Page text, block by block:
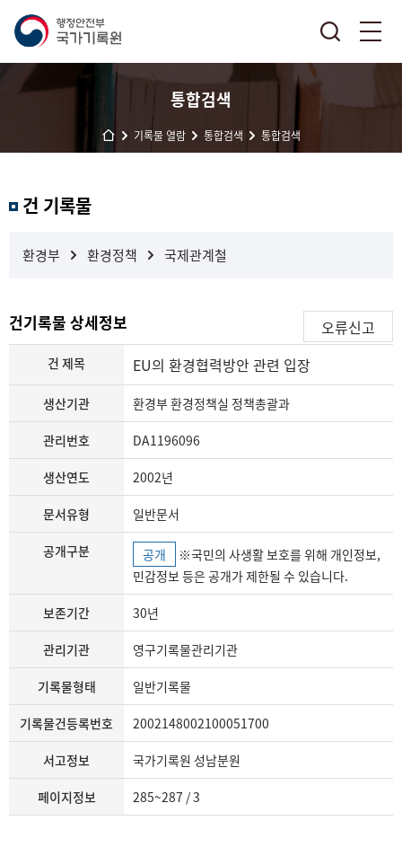
통합검색
기록물 열람 통합검색 통합검색
과 건 기록물
환경부 환경정책 국제관계철
건기록물 상세정보 오류신고
건 제목 EU의 환경협력방안 관련 입장
생산기관 환경부 환경정책실 정책총괄과
관리번호 DA1196096
생산연도 2002년
문서유형 일반문서
공개구분 공개
민감정보 등은 공개가 제한될 수 있습니다.
보존기간 30년
관리기관 영구기록물관리기관
기록물형태 일반기록물
기록물건등록번호 2002148002100051700
서고정보 국가기록원 성남분원
페이지정보 285~287 / 3